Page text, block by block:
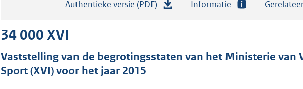
Authentieke versie (PDF)
a
Informatie
34 000 XVI
Vaststelling van de begrotingsstaten van het Ministerie van
Sport (XVI) voor het jaar 2015